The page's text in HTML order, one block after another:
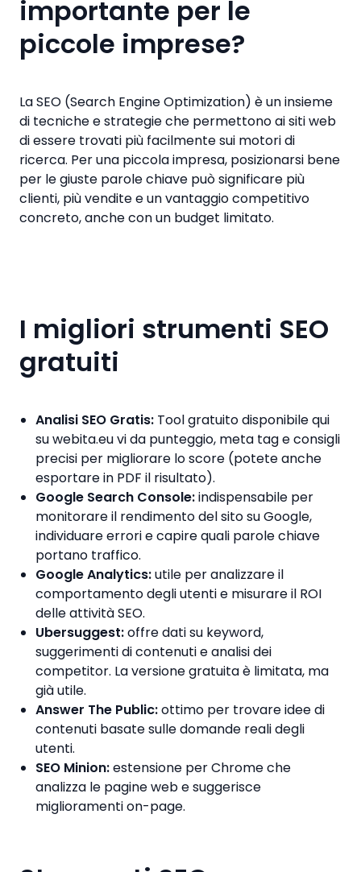
importante per le
piccole imprese?
La SEO (Search Engine Optimization) è un insieme
di tecniche e strategie che permettono ai siti web
di essere trovati più facilmente sui motori di
ricerca. Per una piccola impresa, posizionarsi bene
per le giuste parole chiave può significare più
clienti, più vendite e un vantaggio competitivo
concreto, anche con un budget limitato.
I migliori strumenti SEO
gratuiti
Analisi SEO Gratis: Tool gratuito disponibile qui
su webita.eu vi da punteggio, meta tag e consigli
precisi per migliorare lo score (potete anche
esportare in PDF il risultato).
Google Search Console:indispensabile per
monitorare il rendimento del sito su Google,
individuare errori e capire quali parole chiave
portano traffico.
Google Analytics:utile per analizzare il
comportamento degli utenti e misurare il ROI
delle attività SEO.
Ubersuggest:offre dati su keyword,
suggerimenti di contenuti e analisi dei
competitor. La versione gratuita è limitata, ma
già utile.
Answer The Public:ottimo per trovare idee di
contenuti basate sulle domande reali degli
utenti.
SEO Minion:estensione per Chrome che
analizza le pagine web e suggerisce
miglioramenti on-page.